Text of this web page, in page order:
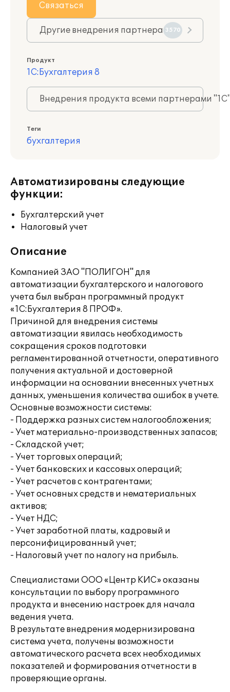
Связаться
Другие внедрения партнера 3570
Продукт
1С:Бухгалтерия 8
Внедрения продукта всеми партнерами
Теги
бухгалтерия
Автоматизированы следующие
функции:
Бухгалтерский учет
Налоговый учет
Описание
Компанией ЗАО "ПОЛИГОН" для
автоматизации бухгалтерского и налогового
учета был выбран программный продукт
«1С:Бухгалтерия 8 ПРОФ».
Причиной для внедрения системы
автоматизации явилась необходимость
сокращения сроков подготовки
регламентированной отчетности, оперативного
получения актуальной и достоверной
информации на основании внесенных учетных
данных, уменьшения количества ошибок в учете.
Основные возможности системы:
- Поддержка разных систем налогообложения;
- Учет материально-производственных запасов;
- Складской учет;
- Учет торговых операций;
- Учет банковских и кассовых операций;
- Учет расчетов с контрагентами;
- Учет основных средств и нематериальных
активов;
- Учет НДС;
- Учет заработной платы, кадровый и
персонифицированный учет;
- Налоговый учет по налогу на прибыль.
Специалистами ООО «Центр КИС» оказаны
консультации по выбору программного
продукта и внесению настроек для начала
ведения учета.
В результате внедрения модернизирована
система учета, получены возможности
автоматического расчета всех необходимых
показателей и формирования отчетности в
проверяющие органы.